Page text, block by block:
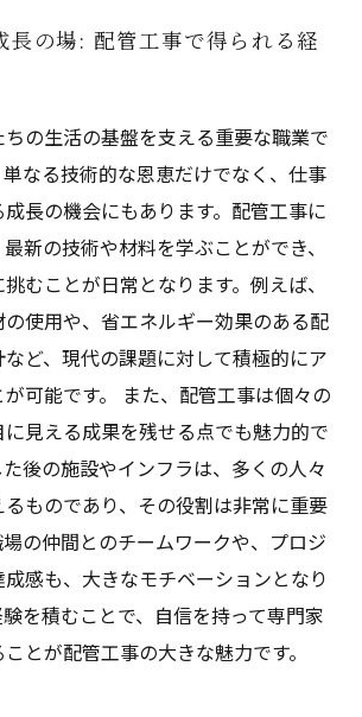
長の場: 配管工事で得られる経
の生活の基盤を支える重要な職業で
なる技術的な恩恵だけでなく、仕事
長の機会にもあります。配管工事に
新の技術や材料を学ぶことができ、
むことが日常となります。例えば、
使用や、省エネルギー効果のある配
ど、現代の課題に対して積極的にア
可能です。 また、配管工事は個々の
見える成果を残せる点でも魅力的で
後の施設やインフラは、多くの人々
ものであり、その役割は非常に重要
の仲間とのチームワークや、プロジ
感も、大きなモチベーションとなり
を積むことで、自信を持って専門家
とが配管工事の大きな魅力です。